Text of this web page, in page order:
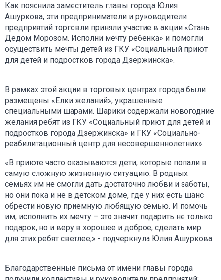
Как пояснила заместитель главы города Юлия
Ашуркова, эти предприниматели и руководители
предприятий торговли приняли участие в акции «Стань
Дедом Морозом. Исполни мечту ребенка» и помогли
осуществить мечты детей из ГКУ «Социальный приют
для детей и подростков города Дзержинска».
В рамках этой акции в торговых центрах города были
размещены «Елки желаний», украшенные
специальными шарами. Шарики содержали новогодние
желания ребят из ГКУ «Социальный приют для детей и
подростков города Дзержинска» и ГКУ «Социально-
реабилитационный центр для несовершеннолетних».
«В приюте часто оказываются дети, которые попали в
самую сложную жизненную ситуацию. В родных
семьях им не смогли дать достаточно любви и заботы,
но они пока и не в детском доме, где у них есть шанс
обрести новую приемную любящую семью. И помочь
им, исполнить их мечту – это значит подарить не только
подарок, но и веру в хорошее и доброе, сделать мир
для этих ребят светлее,» - подчеркнула Юлия Ашуркова.
Благодарственные письма от имени главы города